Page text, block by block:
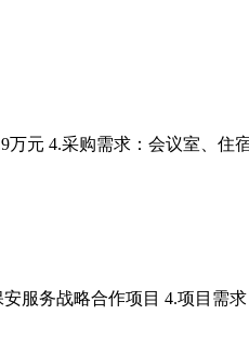
元 4.采购需求：会议室、住
服务战略合作项目 4.项目需